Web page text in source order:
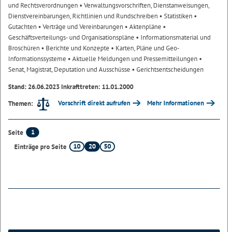
und Rechtsverordnungen • Verwaltungsvorschriften, Dienstanweisungen,
Dienstvereinbarungen, Richtlinien und Rundschreiben • Statistiken •
Gutachten • Verträge und Vereinbarungen • Aktenpläne •
Geschäftsverteilungs- und Organisationspläne • Informationsmaterial und
Broschüren • Berichte und Konzepte • Karten, Pläne und Geo-
Informationssysteme • Aktuelle Meldungen und Pressemitteilungen •
Senat, Magistrat, Deputation und Ausschüsse • Gerichtsentscheidungen
Stand: 26.06.2023 Inkrafttreten: 11.01.2000
Themen:
Vorschrift direkt aufrufen Mehr Informationen
Seite
1
Einträge pro Seite
10 20 50